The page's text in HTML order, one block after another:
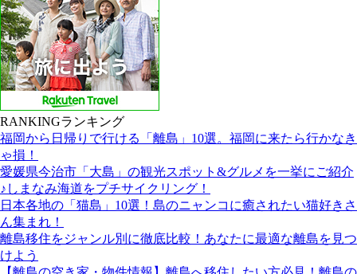
RANKINGランキング
福岡から日帰りで行ける「離島」10選。福岡に来たら行かなき
ゃ損！
愛媛県今治市「大島」の観光スポット&グルメを一挙にご紹介
♪しまなみ海道をプチサイクリング！
日本各地の「猫島」10選！島のニャンコに癒されたい猫好きさ
ん集まれ！
離島移住をジャンル別に徹底比較！あなたに最適な離島を見つ
けよう